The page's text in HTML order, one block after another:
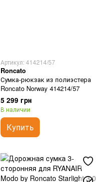
Артикул: 414214/57
Roncato
Сумка-рюкзак из полиэстера
Roncato Norway 414214/57
5 299 грн
В наличии
Купить